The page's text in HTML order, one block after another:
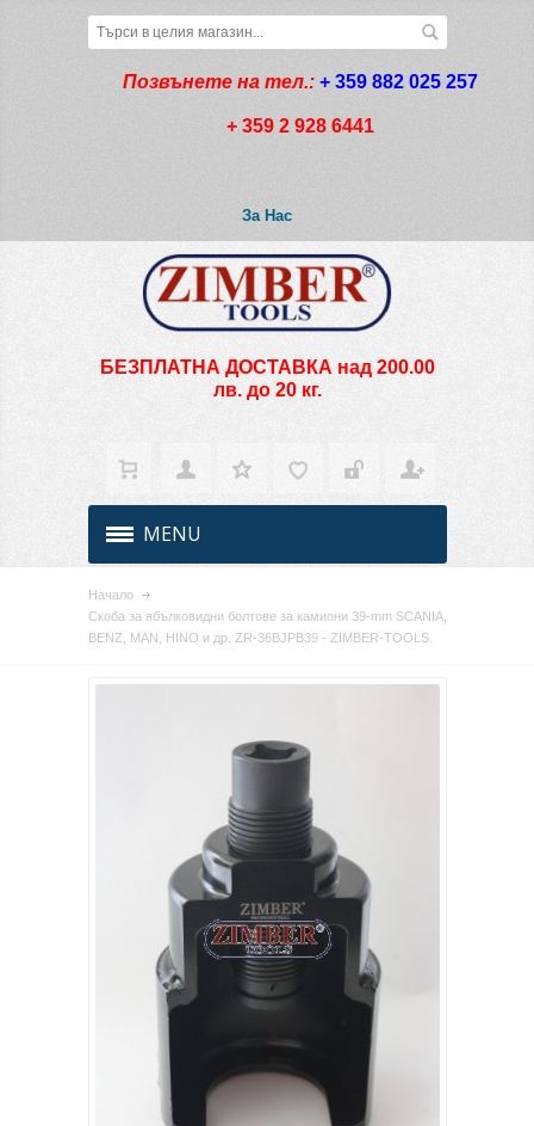
Позвънете на тел.: + 359 882 025 257
+ 359 2 928 6441
За Нас
БЕЗПЛАТНА ДОСТАВКА над 200.00
лв. до 20 кг.
MENU
Начало
Скоба за ябълковидни болтове за камиони 39-mm SCANIA,
BENZ, MAN, HINO и др. ZR-36BJPB39 - ZIMBER-TOOLS.